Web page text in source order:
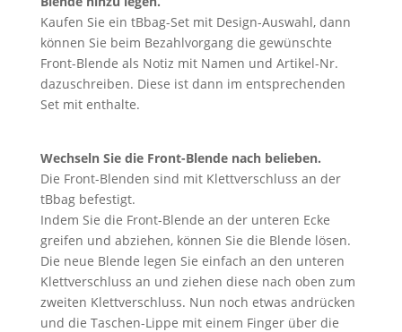
Kaufen Sie ein tBbag-Set mit Design-Auswahl, dann
können Sie beim Bezahlvorgang die gewünschte
Front-Blende als Notiz mit Namen und Artikel-Nr.
dazuschreiben. Diese ist dann im entsprechenden
Set mit enthalte.
Wechseln Sie die Front-Blende nach belieben.
Die Front-Blenden sind mit Klettverschluss an der
tBbag befestigt.
Indem Sie die Front-Blende an der unteren Ecke
greifen und abziehen, können Sie die Blende lösen.
Die neue Blende legen Sie einfach an den unteren
Klettverschluss an und ziehen diese nach oben zum
zweiten Klettverschluss. Nun noch etwas andrücken
und die Taschen-Lippe mit einem Finger über die